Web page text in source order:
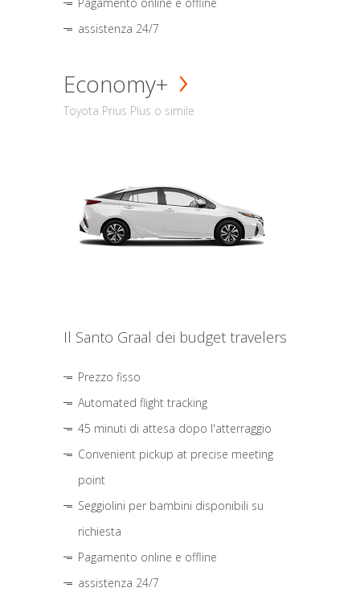
assistenza 24/7
Economy+
Toyota Prius Plus o simile
Il Santo Graal dei budget travelers
Prezzo fisso
Automated flight tracking
45 minuti di attesa dopo l'atterraggio
Convenient pickup at precise meeting
point
Seggiolini per bambini disponibili su
richiesta
Pagamento online e offline
assistenza 24/7